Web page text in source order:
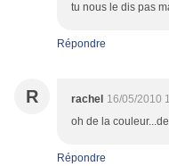
tu nous le dis pas
Répondre
R rachel 16/05/2010
oh de la
Répondre